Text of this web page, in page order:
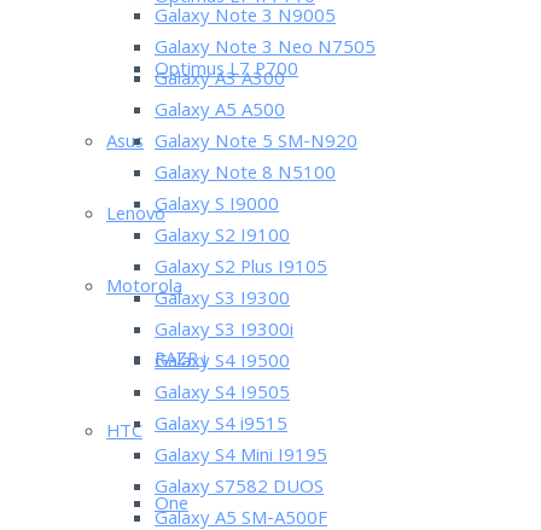
Optimus L7 P700
Asus
Lenovo
Motorola
RAZR i
HTC
One
Galaxy Note 3 N9005
Galaxy Note 3 Neo N7505
Galaxy A3 A300
Galaxy A5 A500
Galaxy Note 5 SM-N920
Galaxy Note 8 N5100
Galaxy S I9000
Galaxy S2 I9100
Galaxy S2 Plus I9105
Galaxy S3 I9300
Galaxy S3 I9300i
Galaxy S4 I9500
Galaxy S4 I9505
Galaxy S4 i9515
Galaxy S4 Mini I9195
Galaxy S7582 DUOS
Galaxy A5 SM-A500F